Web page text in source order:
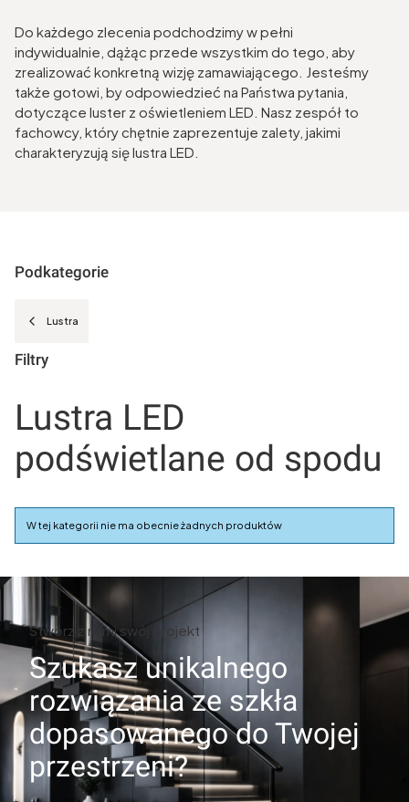
Do każdego zlecenia podchodzimy w pełni
indywidualnie, dążąc przede wszystkim do tego, aby
zrealizować konkretną wizję zamawiającego. Jesteśmy
także gotowi, by odpowiedzieć na Państwa pytania,
dotyczące luster z oświetleniem LED. Nasz zespół to
fachowcy, który chętnie zaprezentuje zalety, jakimi
charakteryzują się lustra LED.
Podkategorie
Lustra
Filtry
Koniec filtrów
Lustra LED
podświetlane od spodu
Lista produktów
W tej kategorii nie ma obecnie żadnych produktów
Stwórz z nami swój projekt
Szukasz unikalnego
rozwiązania ze szkła
dopasowanego do Twojej
przestrzeni?